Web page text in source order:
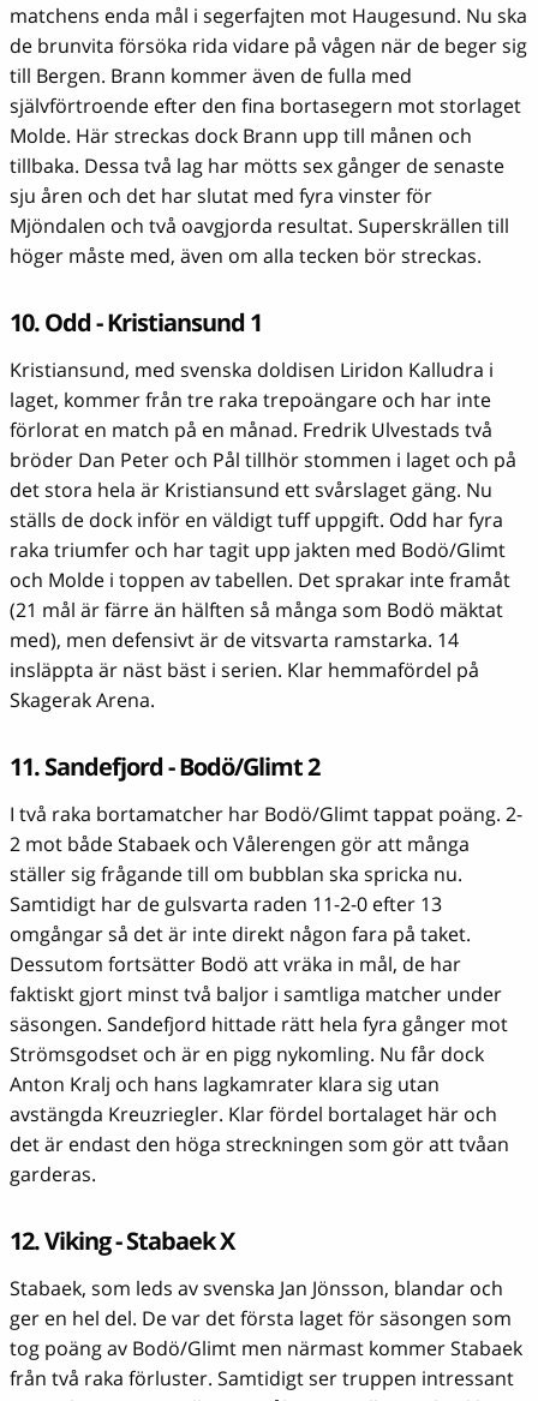
matchens enda mål i segerfajten mot Haugesund. Nu ska
de brunvita försöka rida vidare på vågen när de beger sig
till Bergen. Brann kommer även de fulla med
självförtroende efter den fina bortasegern mot storlaget
Molde. Här streckas dock Brann upp till månen och
tillbaka. Dessa två lag har mötts sex gånger de senaste
sju åren och det har slutat med fyra vinster för
Mjöndalen och två oavgjorda resultat. Superskrällen till
höger måste med, även om alla tecken bör streckas.
10. Odd - Kristiansund 1
Kristiansund, med svenska doldisen Liridon Kalludra i
laget, kommer från tre raka trepoängare och har inte
förlorat en match på en månad. Fredrik Ulvestads två
bröder Dan Peter och Pål tillhör stommen i laget och på
det stora hela är Kristiansund ett svårslaget gäng. Nu
ställs de dock inför en väldigt tuff uppgift. Odd har fyra
raka triumfer och har tagit upp jakten med Bodö/Glimt
och Molde i toppen av tabellen. Det sprakar inte framåt
(21 mål är färre än hälften så många som Bodö mäktat
med), men defensivt är de vitsvarta ramstarka. 14
insläppta är näst bäst i serien. Klar hemmafördel på
Skagerak Arena.
11. Sandefjord - Bodö/Glimt 2
I två raka bortamatcher har Bodö/Glimt tappat poäng. 2-
2 mot både Stabaek och Vålerengen gör att många
ställer sig frågande till om bubblan ska spricka nu.
Samtidigt har de gulsvarta raden 11-2-0 efter 13
omgångar så det är inte direkt någon fara på taket.
Dessutom fortsätter Bodö att vräka in mål, de har
faktiskt gjort minst två baljor i samtliga matcher under
säsongen. Sandefjord hittade rätt hela fyra gånger mot
Strömsgodset och är en pigg nykomling. Nu får dock
Anton Kralj och hans lagkamrater klara sig utan
avstängda Kreuzriegler. Klar fördel bortalaget här och
det är endast den höga streckningen som gör att tvåan
garderas.
12. Viking - Stabaek X
Stabaek, som leds av svenska Jan Jönsson, blandar och
ger en hel del. De var det första laget för säsongen som
tog poäng av Bodö/Glimt men närmast kommer Stabaek
från två raka förluster. Samtidigt ser truppen intressant